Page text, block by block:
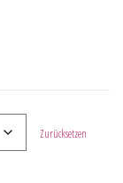
Zurücksetzen